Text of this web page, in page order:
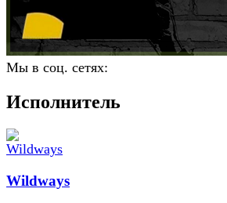
Мы в соц. сетях:
Исполнитель
Wildways